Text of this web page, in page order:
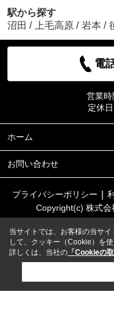
駅から探す
沼田 / 上毛高原 / 岩本 /
電
営業時
定休日
ホーム
お問い合わせ
プライバシーポリシー
Copyright(c) 株式会
当サイトでは、お客様の当サ
して、クッキー（Cookie）を使
詳しくは、当社の 「Cookieの